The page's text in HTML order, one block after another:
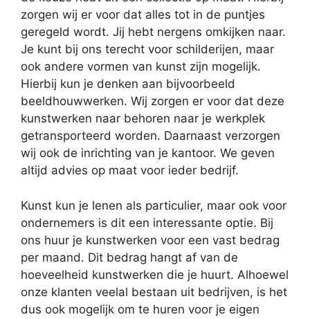
zorgen wij er voor dat alles tot in de puntjes
geregeld wordt. Jij hebt nergens omkijken naar.
Je kunt bij ons terecht voor schilderijen, maar
ook andere vormen van kunst zijn mogelijk.
Hierbij kun je denken aan bijvoorbeeld
beeldhouwwerken. Wij zorgen er voor dat deze
kunstwerken naar behoren naar je werkplek
getransporteerd worden. Daarnaast verzorgen
wij ook de inrichting van je kantoor. We geven
altijd advies op maat voor ieder bedrijf.
Kunst kun je lenen als particulier, maar ook voor
ondernemers is dit een interessante optie. Bij
ons huur je kunstwerken voor een vast bedrag
per maand. Dit bedrag hangt af van de
hoeveelheid kunstwerken die je huurt. Alhoewel
onze klanten veelal bestaan uit bedrijven, is het
dus ook mogelijk om te huren voor je eigen